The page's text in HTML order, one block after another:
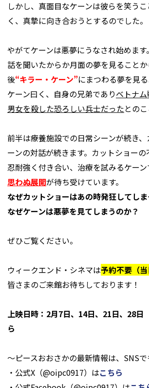
しかし、真面目なケーンは彼らを笑う
く、真摯に向き合おうとするのでした。
やがてケーンは悪夢にうなされ始めま
話を聞いたからか月面の夢を見ること
後“キラー・ケーン”にまつわる夢を見る
ケーン曰く、自身の兄弟でありベトナ
男女を殺した恐ろしい兵士だったとの
前半は療養施設での日常シーンが続き
ーンの対話が続きます。カットショー
忍耐強く付き合い、治療を試みるケー
思わぬ展開が待ち受けています。
なぜカットショーはあの時発狂してしま
なぜケーンは悪夢を見てしまうのか？
ぜひご覧ください。
ウィークエンド・シネマは予約不要（当
皆さまのご来館お待ちしております！
上映日時：2月7日、14日、21日、28
ら
～ピースおおさかの最新情報は、SNS
・公式X（@oipc0917）はこちら